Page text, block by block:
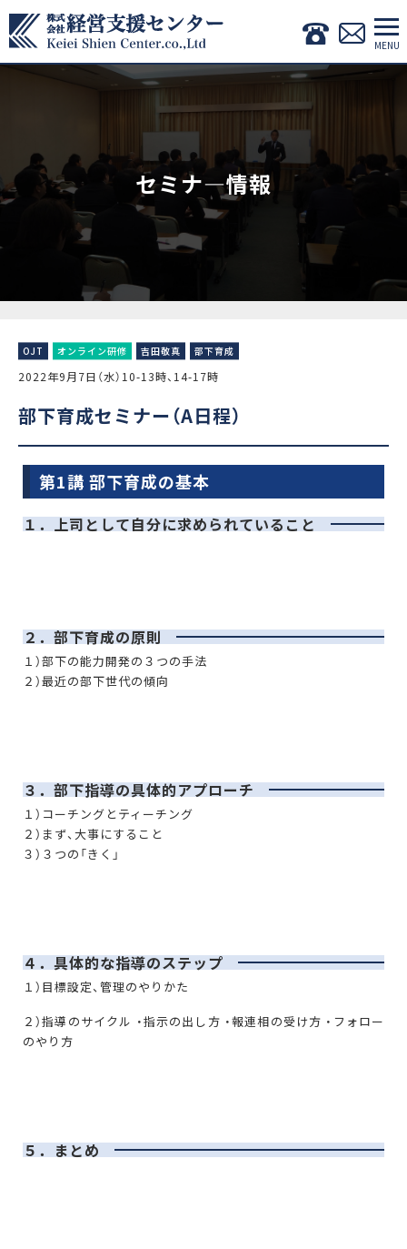
セミナ―情報
OJT オンライン研修 吉田敬真 部下育成
2022年9月7日（水）10-13時、14-17時
部下育成セミナー（A日程）
第1講 部下育成の基本
１．上司として自分に求められていること
２．部下育成の原則
１）部下の能力開発の３つの手法
２）最近の部下世代の傾向
３．部下指導の具体的アプローチ
１）コーチングとティーチング
２）まず、大事にすること
３）３つの「きく」
４．具体的な指導のステップ
１）目標設定、管理のやりかた
２）指導のサイクル ・指示の出し方 ・報連相の受け方 ・フォロー
のやり方
５．まとめ